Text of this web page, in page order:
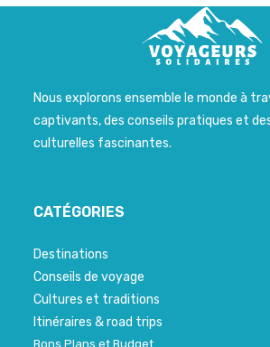
Nous explorons ensemble le monde à
captivants, des conseils pratiques et
culturelles fascinantes.
CATÉGORIES
Destinations
Conseils de voyage
Cultures et traditions
Itinéraires & road trips
Bons Plans et Budget